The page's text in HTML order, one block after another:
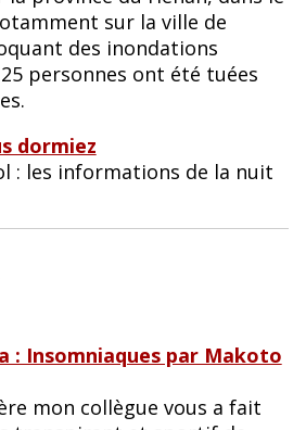
sur la ville de
des inondations
personnes ont été tuées
dormiez
: les informations de la nuit
: Insomniaques par Makoto
mon collègue vous a fait